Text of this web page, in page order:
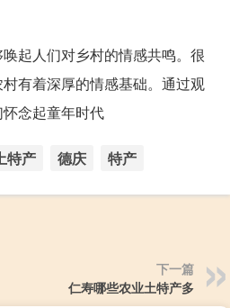
起人们对乡村的情感共鸣。很
有着深厚的情感基础。通过观
念起童年时代
特产 德庆 特产
下一篇
仁寿哪些农业土特产多